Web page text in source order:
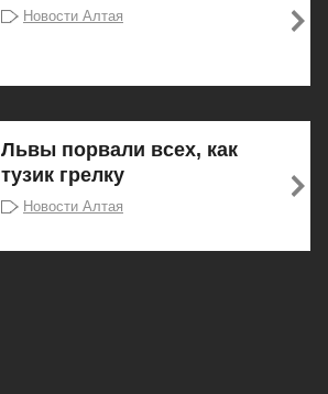
Новости Алтая
Львы порвали всех, как
тузик грелку
Новости Алтая